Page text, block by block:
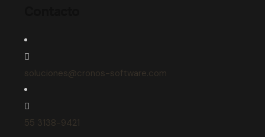
soluciones@cronos-software.com
55 3138-9421